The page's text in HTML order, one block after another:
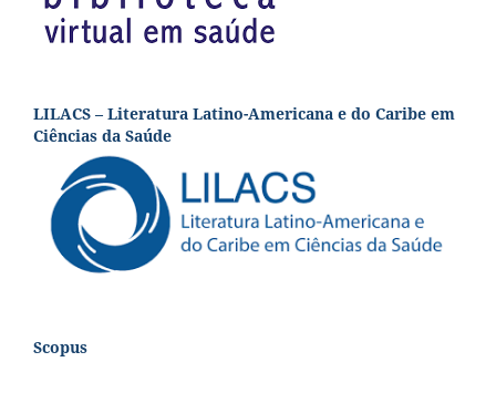
LILACS – Literatura Latino-Americana e do Caribe em
Ciências da Saúde
Scopus